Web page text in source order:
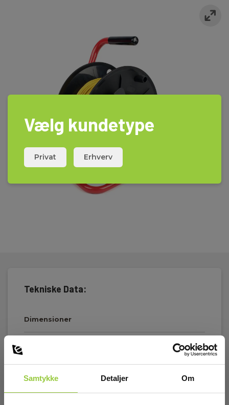
Samtykke Detaljer Om
i ledningen og det er nemt, at udrulle den nødvendige længde.
Tekniske Data:
Dimensioner
IEC 61010 Kategori:
Vælg kundetype
Privat Erhverv